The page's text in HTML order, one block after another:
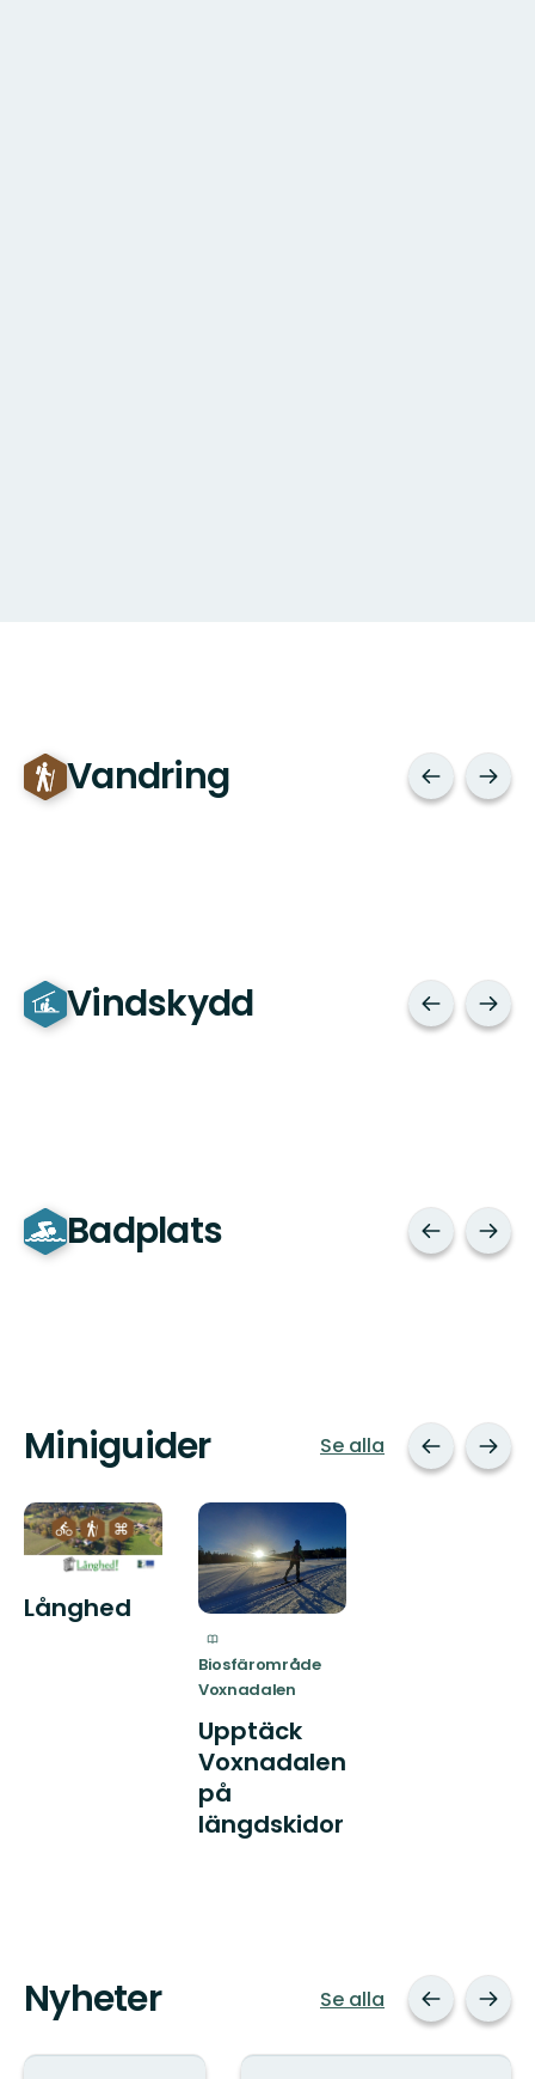
Vandring
Vindskydd
Badplats
Miniguider Se alla
Långhed
Biosfärområde
Voxnadalen
Upptäck
Voxnadalen
på
längdskidor
Nyheter Se alla